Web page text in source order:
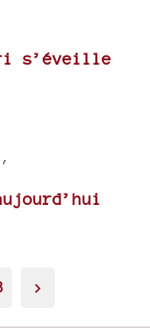
s’éveille
>